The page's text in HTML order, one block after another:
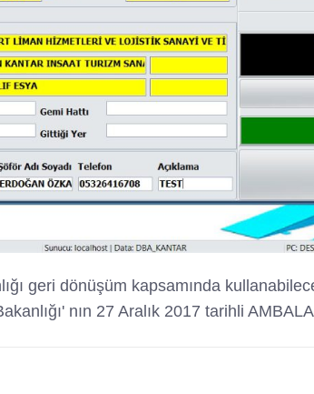
geri dönüşüm kapsamında
nın 27 Aralık 2017 tarihli